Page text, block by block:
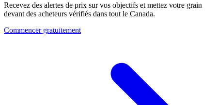
Recevez des alertes de prix sur vos objectifs et mettez votre grain
devant des acheteurs vérifiés dans tout le Canada.
Commencer gratuitement